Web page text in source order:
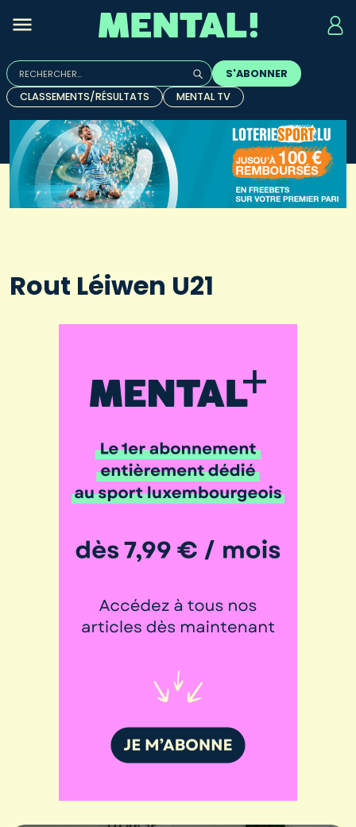
Rechercher :
Quand les résultats de l'auto-complétion sont
S'ABONNER
CLASSEMENTS/RÉSULTATS
MENTAL TV
Rout Léiwen U21